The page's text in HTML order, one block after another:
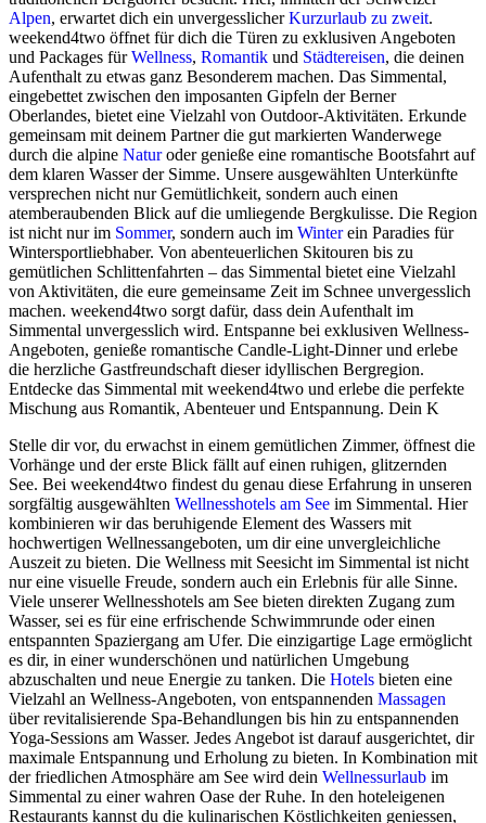
Alpen, erwartet dich ein unvergesslicherKurzurlaub zu zweit.
weekend4two öffnet für dich die Türen zu exklusiven Angeboten
und Packages fürWellness, Romantik und Städtereisen, die deinen
Aufenthalt zu etwas ganz Besonderem machen. Das Simmental,
eingebettet zwischen den imposanten Gipfeln der Berner
Oberlandes, bietet eine Vielzahl von Outdoor-Aktivitäten. Erkunde
gemeinsam mit deinem Partner die gut markierten Wanderwege
durch die alpine Naturoder genieße eine romantische Bootsfahrt auf
dem klaren Wasser der Simme. Unsere ausgewählten Unterkünfte
versprechen nicht nur Gemütlichkeit, sondern auch einen
atemberaubenden Blick auf die umliegende Bergkulisse. Die Region
ist nicht nur im Sommer, sondern auch im Winterein Paradies für
Wintersportliebhaber. Von abenteuerlichen Skitouren bis zu
gemütlichen Schlittenfahrten – das Simmental bietet eine Vielzahl
von Aktivitäten, die eure gemeinsame Zeit im Schnee unvergesslich
machen. weekend4two sorgt dafür, dass dein Aufenthalt im
Simmental unvergesslich wird. Entspanne bei exklusiven Wellness-
Angeboten, genieße romantische Candle-Light-Dinner und erlebe
die herzliche Gastfreundschaft dieser idyllischen Bergregion.
Entdecke das Simmental mit weekend4two und erlebe die perfekte
Mischung aus Romantik, Abenteuer und Entspannung. Dein K
Stelle dir vor, du erwachst in einem gemütlichen Zimmer, öffnest die
Vorhänge und der erste Blick fällt auf einen ruhigen, glitzernden
See. Bei weekend4two findest du genau diese Erfahrung in unseren
sorgfältig ausgewählten Wellnesshotels am See im Simmental. Hier
kombinieren wir das beruhigende Element des Wassers mit
hochwertigen Wellnessangeboten, um dir eine unvergleichliche
Auszeit zu bieten. Die Wellness mit Seesicht im Simmental ist nicht
nur eine visuelle Freude, sondern auch ein Erlebnis für alle Sinne.
Viele unserer Wellnesshotels am See bieten direkten Zugang zum
Wasser, sei es für eine erfrischende Schwimmrunde oder einen
entspannten Spaziergang am Ufer. Die einzigartige Lage ermöglicht
es dir, in einer wunderschönen und natürlichen Umgebung
abzuschalten und neue Energie zu tanken. Die Hotels bieten eine
Vielzahl an Wellness-Angeboten, von entspannenden Massagen
über revitalisierende Spa-Behandlungen bis hin zu entspannenden
Yoga-Sessions am Wasser. Jedes Angebot ist darauf ausgerichtet, dir
maximale Entspannung und Erholung zu bieten. In Kombination mit
der friedlichen Atmosphäre am See wird dein Wellnessurlaub im
Simmental zu einer wahren Oase der Ruhe. In den hoteleigenen
Restaurants kannst du die kulinarischen Köstlichkeiten geniessen,